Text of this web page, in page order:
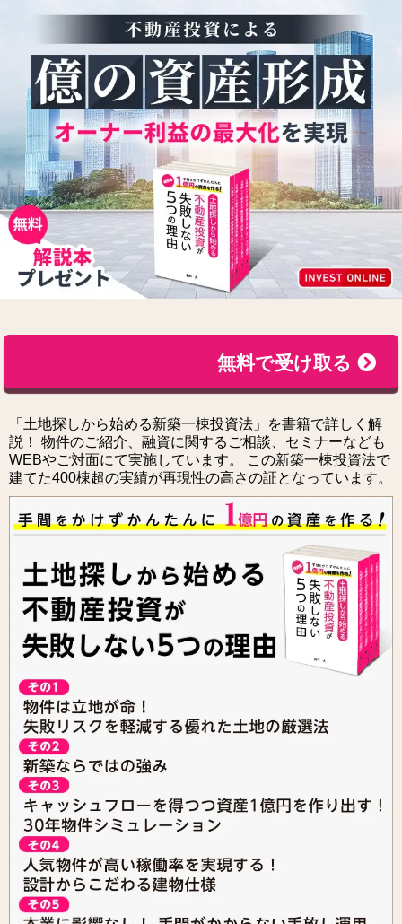
無料で受け取る
「土地探しから始める新築一棟投資法」を書籍で詳しく解
説！
物件のご紹介、融資に関するご相談、セミナーなども
WEBやご対面にて実施しています。
この新築一棟投資法で
建てた400棟超の実績が再現性の高さの証となっています。